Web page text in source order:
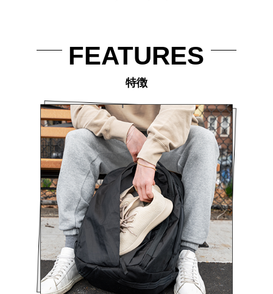
FEATURES
特徴